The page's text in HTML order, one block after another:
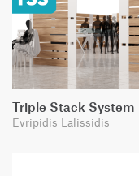
Triple Stack System
Evripidis Lalissidis